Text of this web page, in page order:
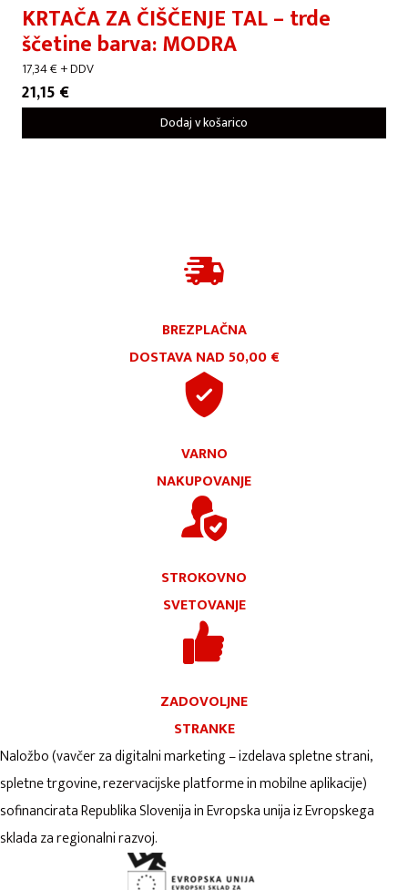
KRTAČA ZA ČIŠČENJE TAL – trde
ščetine barva: MODRA
17,34€+ DDV
21,15 €
Dodaj v košarico
BREZPLAČNA
DOSTAVA NAD 50,00 €
VARNO
NAKUPOVANJE
STROKOVNO
SVETOVANJE
ZADOVOLJNE
STRANKE
Naložbo (vavčer za digitalni marketing – izdelava spletne strani,
spletne trgovine, rezervacijske platforme in mobilne aplikacije)
sofinancirata Republika Slovenija in Evropska unija iz Evropskega
sklada za regionalni razvoj.